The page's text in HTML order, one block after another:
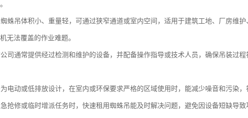
蛛吊体积小、重量轻，可通过狭窄通道或室内空间，适用于建筑工地、厂房维
无法覆盖的作业难题。
司通常提供经过检测和维护的设备，并配备操作指导或技术人员，确保吊装过
电动或低排放设计，在室内或环保要求严格的区域使用时，能减少噪音和污染，
抢修或临时增派任务时，快速租用蜘蛛吊能及时解决问题，避免因设备短缺导致